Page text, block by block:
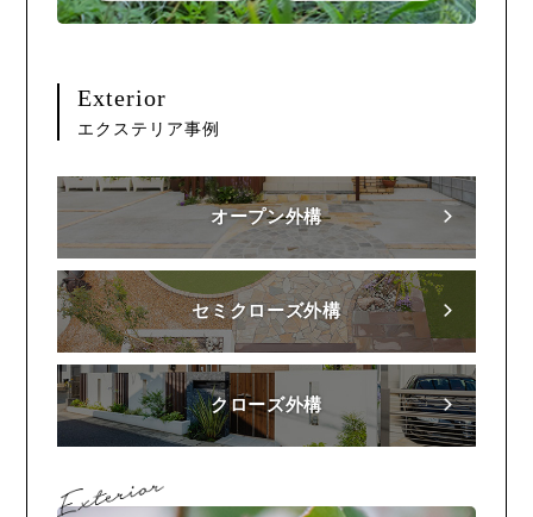
Exterior
エクステリア事例
オープン外構
セミクローズ外構
クローズ外構